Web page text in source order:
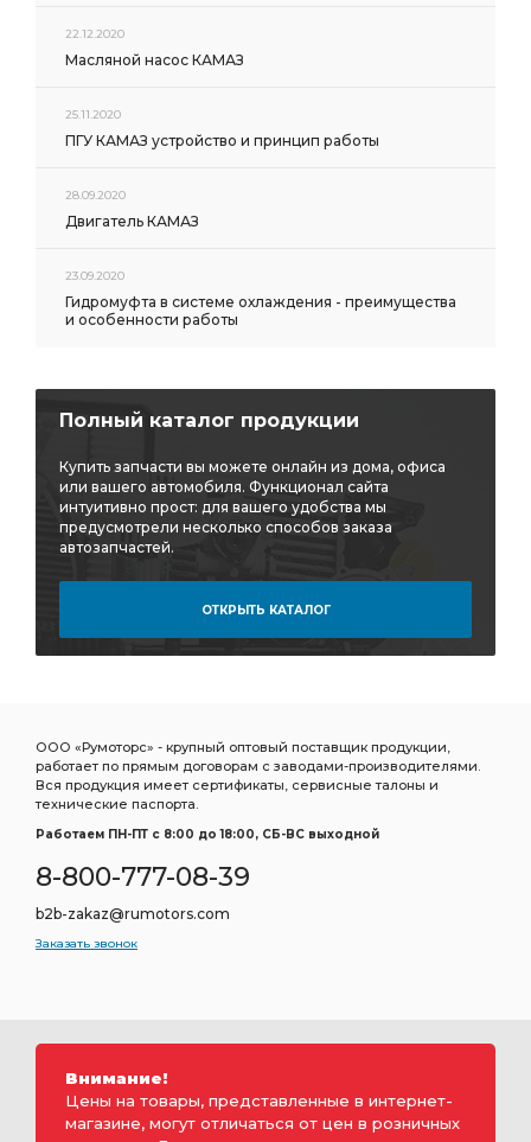
22.12.2020
Масляной насос КАМАЗ
25.11.2020
ПГУ КАМАЗ устройство и принцип работы
28.09.2020
Двигатель КАМАЗ
23.09.2020
Гидромуфта в системе охлаждения - преимущества
и особенности работы
Полный каталог продукции
Купить запчасти вы можете онлайн из дома, офиса
или вашего автомобиля. Функционал сайта
интуитивно прост: для вашего удобства мы
предусмотрели несколько способов заказа
автозапчастей.
ОТКРЫТЬ КАТАЛОГ
ООО «Румоторс» - крупный оптовый поставщик продукции,
работает по прямым договорам с заводами-производителями.
Вся продукция имеет сертификаты, сервисные талоны и
технические паспорта.
Работаем ПН-ПТ c 8:00 до 18:00, СБ-ВС выходной
8-800-777-08-39
b2b-zakaz@rumotors.com
Заказать звонок
Внимание!
Цены на товары, представленные в интернет-
магазине, могут отличаться от цен в розничных